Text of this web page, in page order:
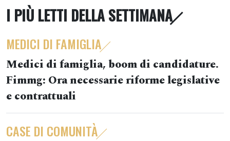
I PIÙ LETTI DELLA SETTIMANA
MEDICI DI FAMIGLIA
Medici di famiglia, boom di candidature.
Fimmg: Ora necessarie riforme legislative
e contrattuali
CASE DI COMUNITÀ